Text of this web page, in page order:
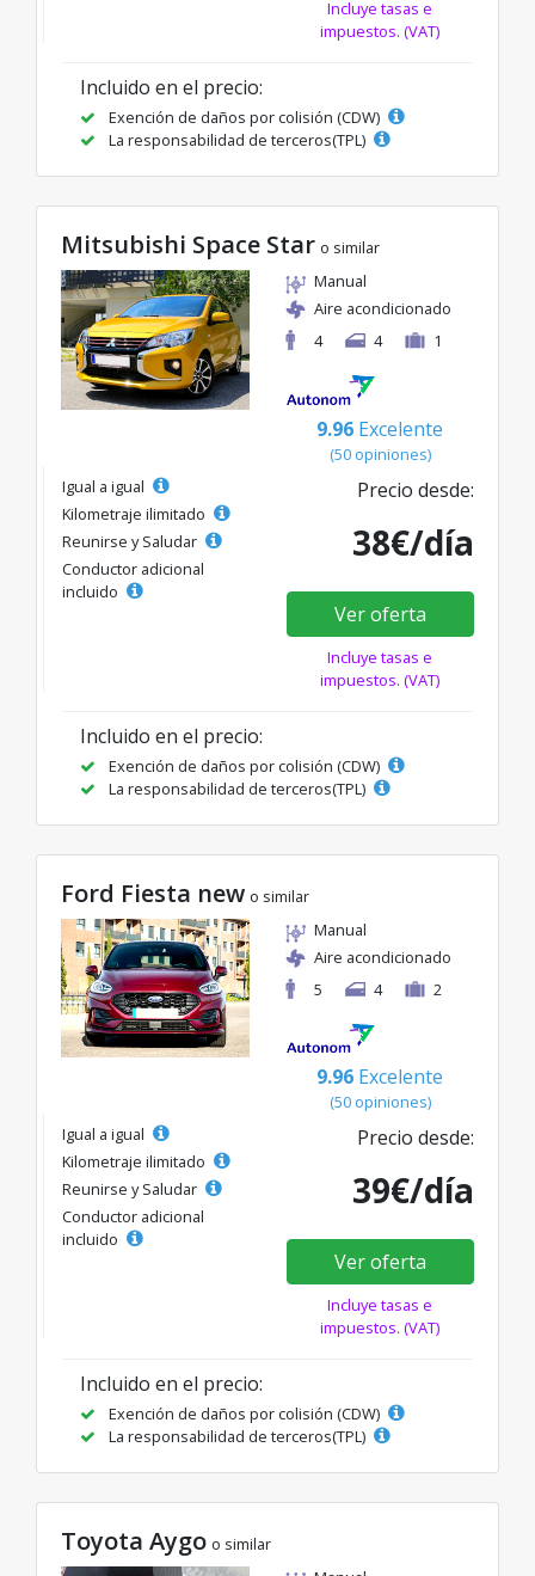
Incluye tasas e
impuestos. (VAT)
Incluido en el precio:
Exención de daños por colisión (CDW)
La responsabilidad de terceros(TPL)
Mitsubishi Space Star o similar
Manual
Aire acondicionado
4
4 1
9.96 Excelente
(50 opiniones)
Igual a igual
Kilometraje ilimitado
Reunirse y Saludar
Conductor adicional
incluido
Precio desde:
38€/día
Ver oferta
Incluye tasas e
impuestos. (VAT)
Incluido en el precio:
Exención de daños por colisión (CDW)
La responsabilidad de terceros(TPL)
Ford Fiesta new o similar
Manual
Aire acondicionado
5
4 2
9.96 Excelente
(50 opiniones)
Igual a igual
Kilometraje ilimitado
Reunirse y Saludar
Conductor adicional
incluido
Precio desde:
39€/día
Ver oferta
Incluye tasas e
impuestos. (VAT)
Incluido en el precio:
Exención de daños por colisión (CDW)
La responsabilidad de terceros(TPL)
Toyota Aygo o similar